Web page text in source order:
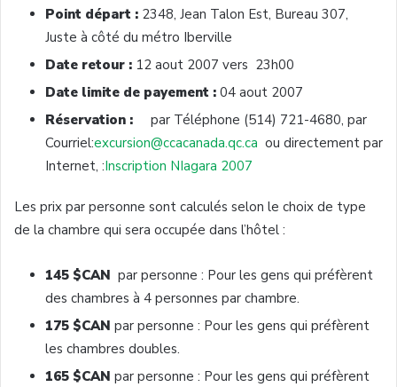
Point départ : 2348, Jean Talon Est, Bureau 307,
Juste à côté du métro Iberville
Date retour : 12 aout 2007 vers 23h00
Date limite de payement : 04 aout 2007
Réservation : par Téléphone (514) 721-4680, par
Courriel:excursion@ccacanada.qc.ca ou directement par
Internet, :Inscription NIagara 2007
Les prix par personne sont calculés selon le choix de type
de la chambre qui sera occupée dans l’hôtel :
145 $CAN par personne : Pour les gens qui préfèrent
des chambres à 4 personnes par chambre.
175 $CAN par personne : Pour les gens qui préfèrent
les chambres doubles.
165 $CAN par personne : Pour les gens qui préfèrent